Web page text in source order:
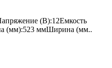
(В):12Емкость
(мм):523 ммШирина (мм..